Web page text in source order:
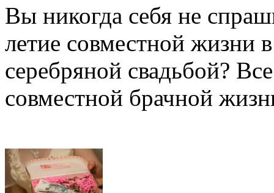
Вы никогда себя не
летие совместной жизни
серебряной свадьбой?
совместной брачной